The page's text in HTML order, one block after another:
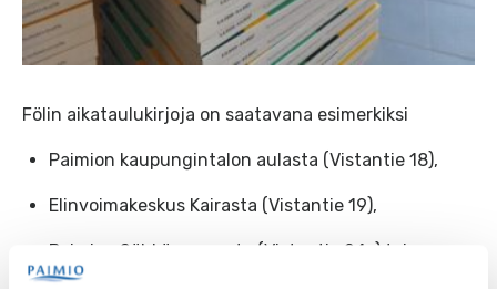
Fölin aikataulukirjoja on saatavana esimerkiksi
Paimion kaupungintalon aulasta (Vistantie 18),
Elinvoimakeskus Kairasta (Vistantie 19),
Paimion Sähkömuseosta (Vistantie 24a) tai